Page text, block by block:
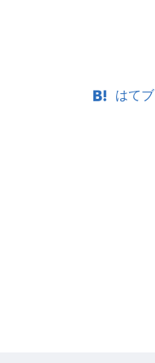
はてブ